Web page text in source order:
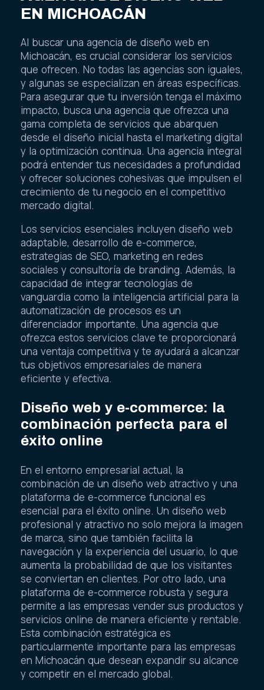
EN MICHOACÁN
Al buscar una agencia de diseño web en
Michoacán, es crucial considerar los servicios
que ofrecen. No todas las agencias son iguales,
y algunas se especializan en áreas específicas.
Para asegurar que tu inversión tenga el máximo
impacto, busca una agencia que ofrezca una
gama completa de servicios que abarquen
desde el diseño inicial hasta el marketing digital
y la optimización continua. Una agencia integral
podrá entender tus necesidades a profundidad
y ofrecer soluciones cohesivas que impulsen el
crecimiento de tu negocio en el competitivo
mercado digital.
Los servicios esenciales incluyen diseño web
adaptable, desarrollo de e-commerce,
estrategias de SEO, marketing en redes
sociales y consultoría de branding. Además, la
capacidad de integrar tecnologías de
vanguardia como la inteligencia artificial para la
automatización de procesos es un
diferenciador importante. Una agencia que
ofrezca estos servicios clave te proporcionará
una ventaja competitiva y te ayudará a alcanzar
tus objetivos empresariales de manera
eficiente y efectiva.
Diseño web y e-commerce: la
combinación perfecta para el
éxito online
En el entorno empresarial actual, la
combinación de un diseño web atractivo y una
plataforma de e-commerce funcional es
esencial para el éxito online. Un diseño web
profesional y atractivo no solo mejora la imagen
de marca, sino que también facilita la
navegación y la experiencia del usuario, lo que
aumenta la probabilidad de que los visitantes
se conviertan en clientes. Por otro lado, una
plataforma de e-commerce robusta y segura
permite a las empresas vender sus productos y
servicios online de manera eficiente y rentable.
Esta combinación estratégica es
particularmente importante para las empresas
en Michoacán que desean expandir su alcance
y competir en el mercado global.